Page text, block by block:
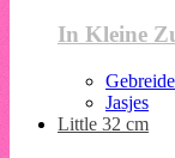
In Kleine
Jasjes
Little 32 cm